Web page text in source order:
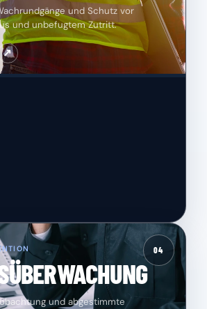
und Schutz vor
und unbefugtem Zutritt.
↗
04
und abgestimmte